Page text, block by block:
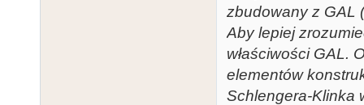
zbudowany z GAL
Aby lepiej
właściwości GAL.
elementów
Schlengera-Klinka